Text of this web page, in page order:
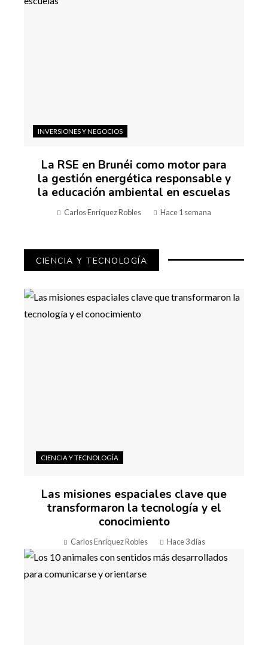
INVERSIONES Y NEGOCIOS
La RSE en Brunéi como motor para
la gestión energética responsable y
la educación ambiental en escuelas
Carlos Enríquez Robles Hace 1 semana
CIENCIA Y TECNOLOGÍA
CIENCIA Y TECNOLOGÍA
Las misiones espaciales clave que
transformaron la tecnología y el
conocimiento
Carlos Enríquez Robles Hace 3 días